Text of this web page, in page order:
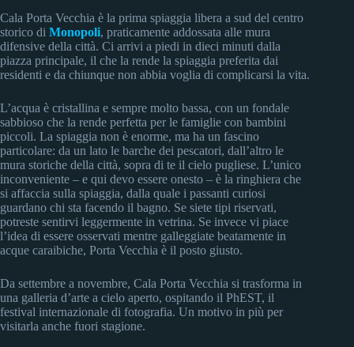
Cala Porta Vecchia è la prima spiaggia libera a sud del centro
storico di Monopoli, praticamente addossata alle mura
difensive della città. Ci arrivi a piedi in dieci minuti dalla
piazza principale, il che la rende la spiaggia preferita dai
residenti e da chiunque non abbia voglia di complicarsi la vita.
L’acqua è cristallina e sempre molto bassa, con un fondale
sabbioso che la rende perfetta per le famiglie con bambini
piccoli. La spiaggia non è enorme, ma ha un fascino
particolare: da un lato le barche dei pescatori, dall’altro le
mura storiche della città, sopra di te il cielo pugliese. L’unico
inconveniente – e qui devo essere onesto – è la ringhiera che
si affaccia sulla spiaggia, dalla quale i passanti curiosi
guardano chi sta facendo il bagno. Se siete tipi riservati,
potreste sentirvi leggermente in vetrina. Se invece vi piace
l’idea di essere osservati mentre galleggiate beatamente in
acque caraibiche, Porta Vecchia è il posto giusto.
Da settembre a novembre, Cala Porta Vecchia si trasforma in
una galleria d’arte a cielo aperto, ospitando il PhEST, il
festival internazionale di fotografia. Un motivo in più per
visitarla anche fuori stagione.